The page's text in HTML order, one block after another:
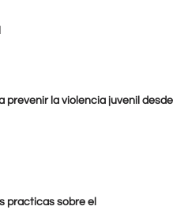
prevenir la violencia juvenil desde
practicas sobre el